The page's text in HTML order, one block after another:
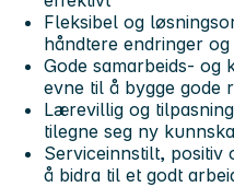
Fleksibel og
håndtere endringer
Gode samarbeids- og
evne til å bygge gode
Lærevillig og
tilegne seg ny
Serviceinnstilt, positiv
å bidra til et godt